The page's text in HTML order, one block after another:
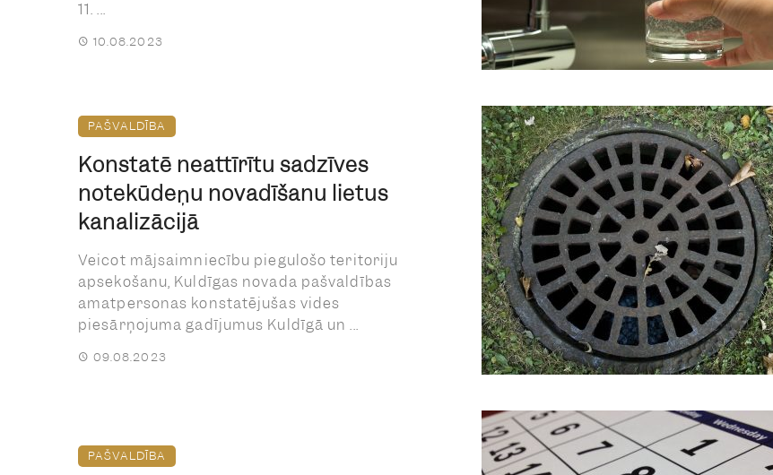
11. ...
10.08.2023
PAŠVALDĪBA
Konstatē neattīrītu sadzīves
notekūdeņu novadīšanu lietus
kanalizācijā
Veicot mājsaimniecību piegulošo teritoriju
apsekošanu, Kuldīgas novada pašvaldības
amatpersonas konstatējušas vides
piesārņojuma gadījumus Kuldīgā un ...
09.08.2023
PAŠVALDĪBA